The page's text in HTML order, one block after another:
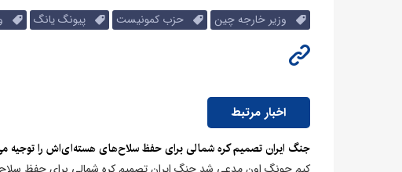
وزیر خارجه چین
حزب کمونیست پیونگ یانگ
اخبار مرتبط
جنگ ایران تصمیم کره شمالی برای حفظ سلاح‌های هسته‌ای‌اش را توجیه